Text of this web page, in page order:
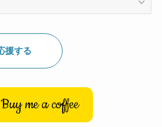
Buy me a coffee